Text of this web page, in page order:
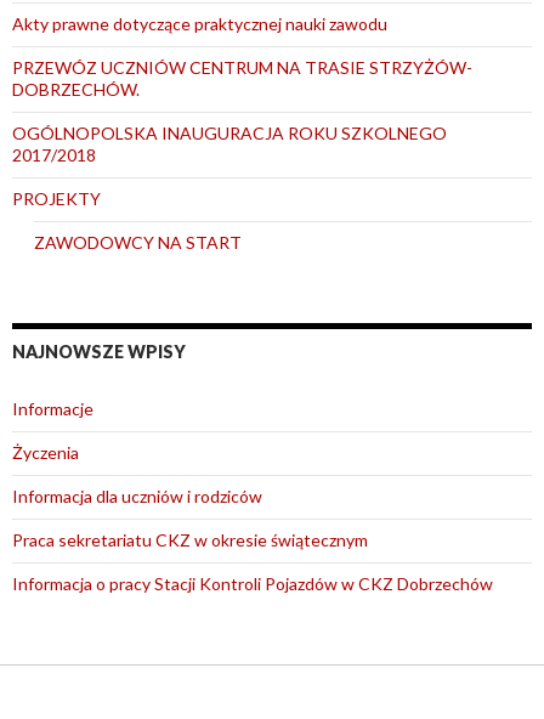
Akty prawne dotyczące praktycznej nauki zawodu
PRZEWÓZ UCZNIÓW CENTRUM NA TRASIE STRZYŻÓW-
DOBRZECHÓW.
OGÓLNOPOLSKA INAUGURACJA ROKU SZKOLNEGO
2017/2018
PROJEKTY
ZAWODOWCY NA START
NAJNOWSZE WPISY
Informacje
Życzenia
Informacja dla uczniów i rodziców
Praca sekretariatu CKZ w okresie świątecznym
Informacja o pracy Stacji Kontroli Pojazdów w CKZ Dobrzechów